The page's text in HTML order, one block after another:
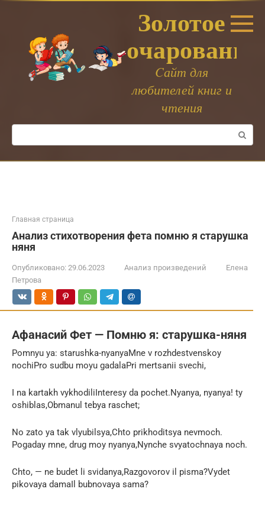
Золотое
очарование
Cайт для
любителей книг и
чтения
Поиск:
Главная страница
Анализ стихотворения фета помню я старушка
няня
Опубликовано: 29.06.2023 Анализ произведений
Елена
Петрова
Афанасий Фет — Помню я: старушка-няня
Pomnyu ya: starushka-nyanyaMne v rozhdestvenskoy
nochiPro sudbu moyu gadalaPri mertsanii svechi,
I na kartakh vykhodiliInteresy da pochet.Nyanya, nyanya! ty
oshiblas,Obmanul tebya raschet;
No zato ya tak vlyubilsya,Chto prikhoditsya nevmoch.
Pogaday mne, drug moy nyanya,Nynche svyatochnaya noch.
Chto, — ne budet li svidanya,Razgovorov il pisma?Vydet
pikovaya damaIl bubnovaya sama?